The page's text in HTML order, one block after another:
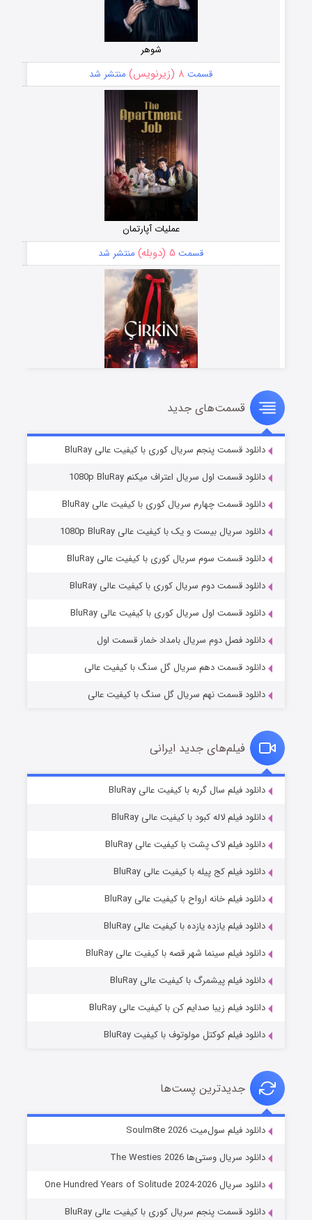
شوهر
قسمت ۸ (زیرنویس) منتشر شد
عملیات آپارتمان
قسمت ۵ (دوبله) منتشر شد
سریال زشت
قسمت۲ (زیرنویس) منتشر شد
مردگان متحرک: شهر مرده ۳
قسمت۲ (زیرنویس) منتشر شد
قسمت۷ (زیرنویس) منتشر شد
خاندان اژدها فصل ۳
قسمت‌های جدید
دانلود قسمت پنجم سریال کوری با کیفیت عالی BluRay
دانلود قسمت اول سریال اعتراف میکنم 1080p BluRay
دانلود قسمت چهارم سریال کوری با کیفیت عالی BluRay
دانلود سریال بیست و یک با کیفیت عالی 1080p BluRay
دانلود قسمت سوم سریال کوری با کیفیت عالی BluRay
دانلود قسمت دوم سریال کوری با کیفیت عالی BluRay
دانلود قسمت اول سریال کوری با کیفیت عالی BluRay
دانلود فصل دوم سریال بامداد خمار قسمت اول
دانلود قسمت دهم سریال گل سنگ با کیفیت عالی
دانلود قسمت نهم سریال گل سنگ با کیفیت عالی
فیلم‌های جدید ایرانی
دانلود فیلم سال گربه با کیفیت عالی BluRay
دانلود فیلم لاله کبود با کیفیت عالی BluRay
دانلود فیلم لاک پشت با کیفیت عالی BluRay
دانلود فیلم کج‌ پیله با کیفیت عالی BluRay
دانلود فیلم خانه ارواح با کیفیت عالی BluRay
دانلود فیلم یازده یازده با کیفیت عالی BluRay
دانلود فیلم سینما شهر قصه با کیفیت عالی BluRay
دانلود فیلم پیشمرگ با کیفیت عالی BluRay
دانلود فیلم زیبا صدایم کن با کیفیت عالی BluRay
دانلود فیلم کوکتل مولوتوف با کیفیت BluRay
جدیدترین پست‌ها
دانلود فیلم سول‌میت Soulm8te 2026
دانلود سریال وستی‌ها The Westies 2026
دانلود سریال One Hundred Years of Solitude 2024-2026
دانلود قسمت پنجم سریال کوری با کیفیت عالی BluRay